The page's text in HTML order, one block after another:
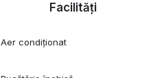
Facilități
Aer condiționat